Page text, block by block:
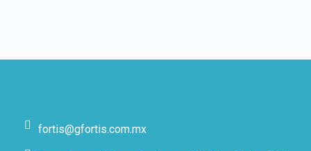
fortis@gfortis.com.mx